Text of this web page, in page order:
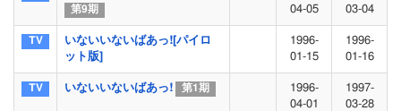
第9期
04-05
03-04
いないいないばあっ![パイロ
ット版]
1996-
01-15
1996-
01-16
いないいないばあっ! 第1期
1996-
04-01
1997-
03-28